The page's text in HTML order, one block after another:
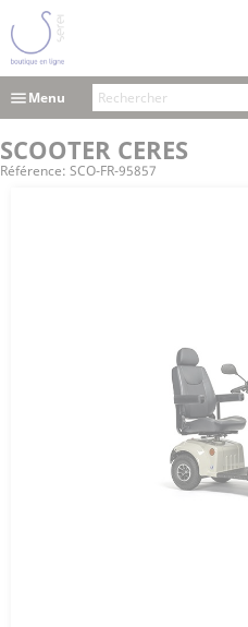
menuMenu
SCOOTER CERES
Référence: SCO-FR-95857